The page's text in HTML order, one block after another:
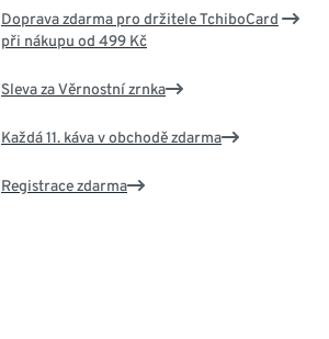
Doprava zdarma pro držitele TchiboCard
při nákupu od 499 Kč
Sleva za Věrnostní zrnka
Každá 11. káva v obchodě zdarma
Registrace zdarma